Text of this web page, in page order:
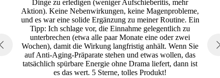
Dinge zu erledigen (weniger Aufschieberitis, mehr
Aktion). Keine Nebenwirkungen, keine Magenprobleme,
und es war eine solide Ergänzung zu meiner Routine. Ein
Tipp: Ich schlage vor, die Einnahme gelegentlich zu
unterbrechen (etwa alle paar Monate eine oder zwei
Wochen), damit die Wirkung langfristig anhält. Wenn Sie
auf Anti-Aging-Präparate stehen und etwas wollen, das
tatsächlich spürbare Energie ohne Drama liefert, dann ist
es das wert. 5 Sterne, tolles Produkt!